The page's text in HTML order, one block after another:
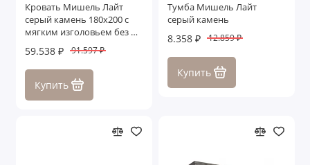
Кровать Мишель Лайт
серый камень 180х200 с
мягким изголовьем без п/
59.538 ₽ 91.597 ₽
Купить
Тумба Мишель Лайт
серый камень
8.358 ₽ 12.859 ₽
Купить